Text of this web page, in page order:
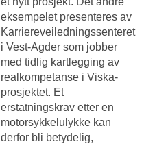
eksempelet presenteres av
Karriereveiledningssenteret
i Vest-Agder som jobber
med tidlig kartlegging av
realkompetanse i Viska-
prosjektet. Et
erstatningskrav etter en
motorsykkelulykke kan
derfor bli betydelig,